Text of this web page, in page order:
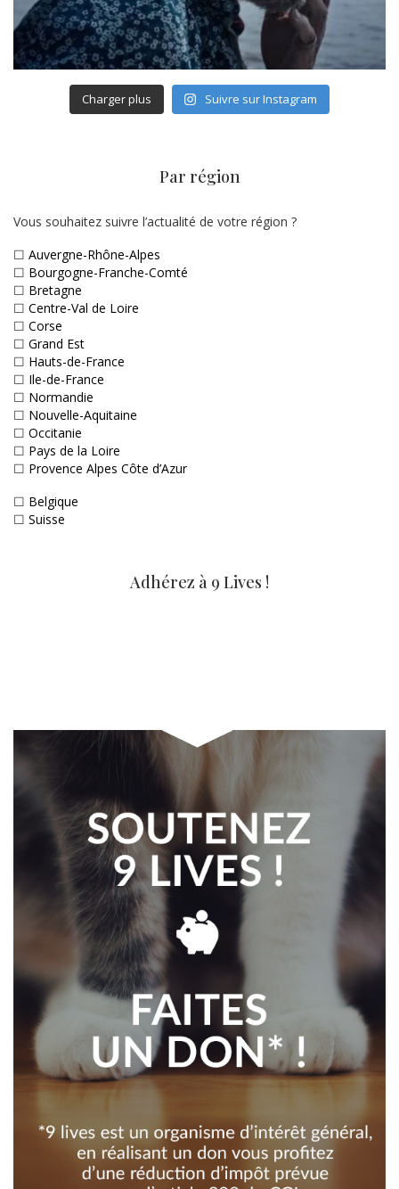
Charger plus Suivre sur Instagram
Par région
Vous souhaitez suivre l’actualité de votre région ?
☐ Auvergne-Rhône-Alpes
☐ Bourgogne-Franche-Comté
☐ Bretagne
☐ Centre-Val de Loire
☐ Corse
☐ Grand Est
☐ Hauts-de-France
☐ Ile-de-France
☐ Normandie
☐ Nouvelle-Aquitaine
☐ Occitanie
☐ Pays de la Loire
☐ Provence Alpes Côte d’Azur
☐ Belgique
☐ Suisse
Adhérez à 9 Lives !